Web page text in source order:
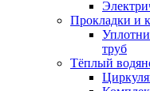
Прокладки и
труб
Тёплый